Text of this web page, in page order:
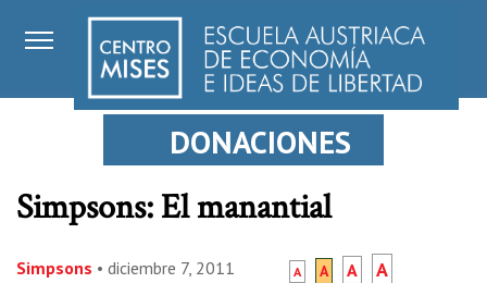
DONACIONES
Simpsons: El manantial
Simpsons • diciembre 7, 2011 A A A A